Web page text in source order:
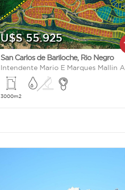
U$S 55.925
San Carlos de Bariloche, Rio Negro
3000m2